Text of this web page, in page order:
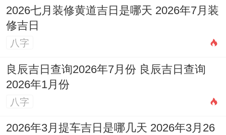
场！
能量强化
开业现场宜用红色、紫色布置，契合火年属
性。可放置朱砂摆件或桃木饰品镇宅招财。
仪式中利用铜铃、金蟾等金属物品- 以金生
水、水生木得循环强化财气流动！
2026七月装修黄道吉日是哪天 2026年7月装
修吉日
八字
良辰吉日查询2026年7月份 良辰吉日查询
2026年1月份
八字
2026年3月提车吉日是哪几天 2026年3月26